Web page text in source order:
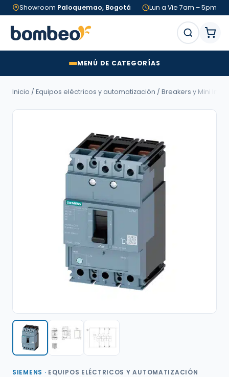
Showroom Paloquemao, Bogotá Lun a Vie 7am – 5pm
MENÚ DE CATEGORÍAS
Inicio / Equipos eléctricos y automatización / Breakers y Mini
SIEMENS · EQUIPOS ELÉCTRICOS Y AUTOMATIZACIÓN